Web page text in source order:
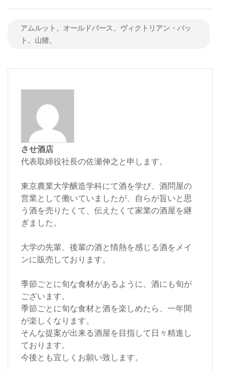
アムルット、オールドパース、ヴィクトリアン・バッ
ト、山猪、
させ酒店
代表取締役社長の佐瀬伸之と申します。
東京農業大学醸造学科にて酒を学び、酒問屋の
営業として働いていましたが、自らが旨いと思
う酒を売りたくて、伝えたくて家業の酒屋を継
ぎました。
大学の先輩、後輩の酒と情熱を感じる酒をメイ
ンに販売しております。
季節ごとに旬な食材があるように、酒にも旬が
ございます。
季節ごとに旬な食材と酒を楽しめたら、一年間
が楽しくなります。
そんな提案が出来る酒屋を目指して日々精進し
ております。
今後とも宜しくお願い致します。